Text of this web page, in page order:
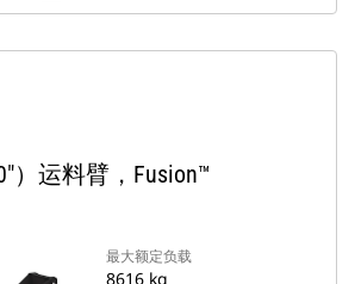
）运料臂，Fusion™
最大额定负载
8616 kg